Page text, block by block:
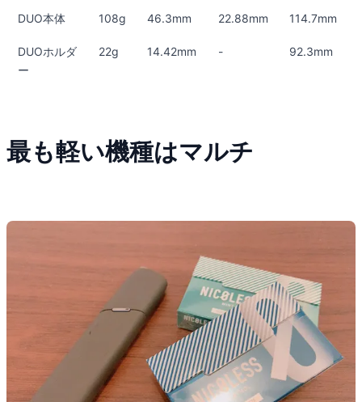
DUO本体 108g 46.3mm 22.88mm 114.7mm
DUOホルダ
ー
22g 14.42mm - 92.3mm
最も軽い機種はマルチ